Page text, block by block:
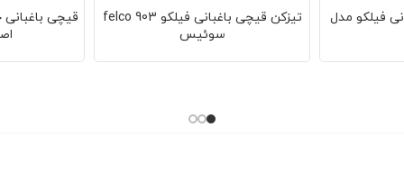
فیلکو مدل
تیزکن قیچی باغبانی فیلکو 903 felco
سوئیس